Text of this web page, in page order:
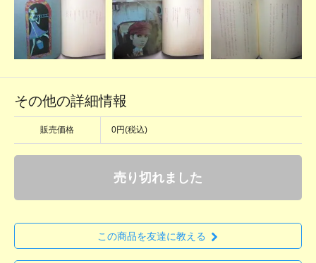
その他の詳細情報
販売価格 0円(税込)
売り切れました
この商品を友達に教える